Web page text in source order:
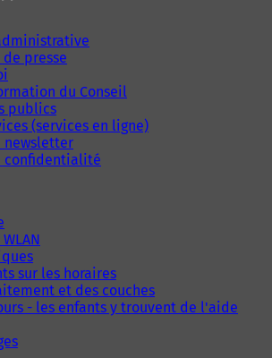
presse
du Conseil
publics
(services en ligne)
newsletter
confidentialité
sur les horaires
et des couches
- les enfants y trouvent de l'aide